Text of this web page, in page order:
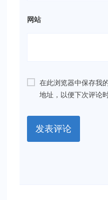
网站
在此浏览器中保存我
地址，以便下次评论时